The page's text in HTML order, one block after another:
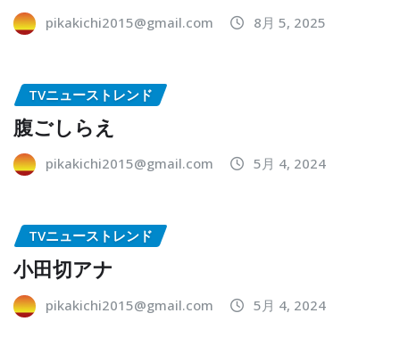
pikakichi2015@gmail.com 8月 5, 2025
TVニューストレンド
腹ごしらえ
pikakichi2015@gmail.com 5月 4, 2024
TVニューストレンド
小田切アナ
pikakichi2015@gmail.com 5月 4, 2024